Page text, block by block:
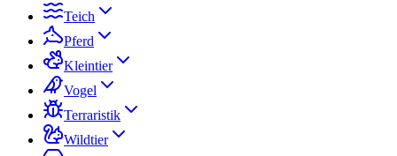
Teich
Pferd
Kleintier
Vogel
Terraristik
Wildtier